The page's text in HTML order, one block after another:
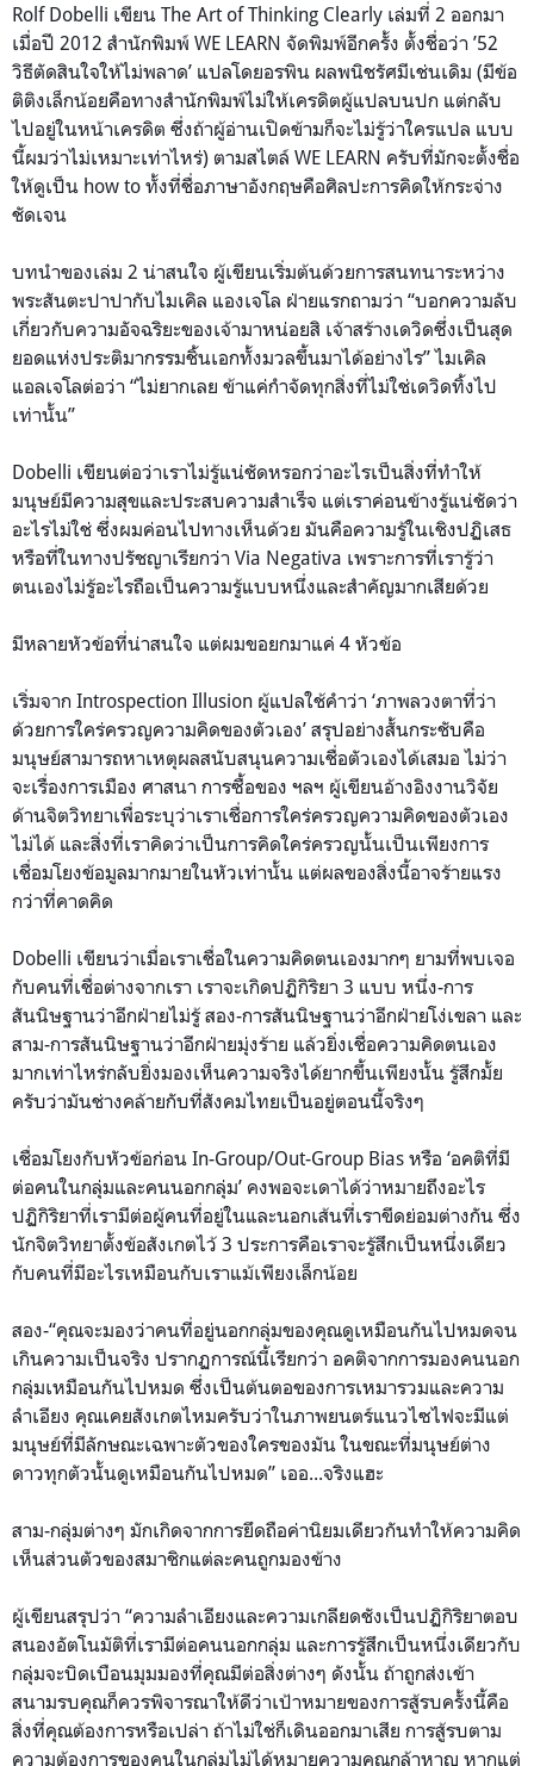
Rolf Dobelli เขียน The Art of Thinking Clearly เล่มที่ 2 ออกมา
เมื่อปี 2012 สำนักพิมพ์ WE LEARN จัดพิมพ์อีกครั้ง ตั้งชื่อว่า ’52
วิธีตัดสินใจให้ไม่พลาด’ แปลโดยอรพิน ผลพนิชรัศมีเช่นเดิม (มีข้อ
ติติงเล็กน้อยคือทางสำนักพิมพ์ไม่ให้เครดิตผู้แปลบนปก แต่กลับ
ไปอยู่ในหน้าเครดิต ซึ่งถ้าผู้อ่านเปิดข้ามก็จะไม่รู้ว่าใครแปล แบบ
นี้ผมว่าไม่เหมาะเท่าไหร่) ตามสไตล์ WE LEARN ครับที่มักจะตั้งชื่อ
ให้ดูเป็น how to ทั้งที่ชื่อภาษาอังกฤษคือศิลปะการคิดให้กระจ่าง
ชัดเจน
บทนำของเล่ม 2 น่าสนใจ ผู้เขียนเริ่มต้นด้วยการสนทนาระหว่าง
พระสันตะปาปากับไมเคิล แองเจโล ฝ่ายแรกถามว่า “บอกความลับ
เกี่ยวกับความอัจฉริยะของเจ้ามาหน่อยสิ เจ้าสร้างเดวิดซึ่งเป็นสุด
ยอดแห่งประติมากรรมชิ้นเอกทั้งมวลขึ้นมาได้อย่างไร” ไมเคิล
แอลเจโลต่อว่า “ไม่ยากเลย ข้าแค่กำจัดทุกสิ่งที่ไม่ใช่เดวิดทิ้งไป
เท่านั้น”
Dobelli เขียนต่อว่าเราไม่รู้แน่ชัดหรอกว่าอะไรเป็นสิ่งที่ทำให้
มนุษย์มีความสุขและประสบความสำเร็จ แต่เราค่อนข้างรู้แน่ชัดว่า
อะไรไม่ใช่ ซึ่งผมค่อนไปทางเห็นด้วย มันคือความรู้ในเชิงปฏิเสธ
หรือที่ในทางปรัชญาเรียกว่า Via Negativa เพราะการที่เรารู้ว่า
ตนเองไม่รู้อะไรถือเป็นความรู้แบบหนึ่งและสำคัญมากเสียด้วย
มีหลายหัวข้อที่น่าสนใจ แต่ผมขอยกมาแค่ 4 หัวข้อ
เริ่มจาก Introspection Illusion ผู้แปลใช้คำว่า ‘ภาพลวงตาที่ว่า
ด้วยการใคร่ครวญความคิดของตัวเอง’ สรุปอย่างสั้นกระชับคือ
มนุษย์สามารถหาเหตุผลสนับสนุนความเชื่อตัวเองได้เสมอ ไม่ว่า
จะเรื่องการเมือง ศาสนา การซื้อของ ฯลฯ ผู้เขียนอ้างอิงงานวิจัย
ด้านจิตวิทยาเพื่อระบุว่าเราเชื่อการใคร่ครวญความคิดของตัวเอง
ไม่ได้ และสิ่งที่เราคิดว่าเป็นการคิดใคร่ครวญนั้นเป็นเพียงการ
เชื่อมโยงข้อมูลมากมายในหัวเท่านั้น แต่ผลของสิ่งนี้อาจร้ายแรง
กว่าที่คาดคิด
Dobelli เขียนว่าเมื่อเราเชื่อในความคิดตนเองมากๆ ยามที่พบเจอ
กับคนที่เชื่อต่างจากเรา เราจะเกิดปฏิกิริยา 3 แบบ หนึ่ง-การ
สันนิษฐานว่าอีกฝ่ายไม่รู้ สอง-การสันนิษฐานว่าอีกฝ่ายโง่เขลา และ
สาม-การสันนิษฐานว่าอีกฝ่ายมุ่งร้าย แล้วยิ่งเชื่อความคิดตนเอง
มากเท่าไหร่กลับยิ่งมองเห็นความจริงได้ยากขึ้นเพียงนั้น รู้สึกมั้ย
ครับว่ามันช่างคล้ายกับที่สังคมไทยเป็นอยู่ตอนนี้จริงๆ
เชื่อมโยงกับหัวข้อก่อน In-Group/Out-Group Bias หรือ ‘อคติที่มี
ต่อคนในกลุ่มและคนนอกกลุ่ม’ คงพอจะเดาได้ว่าหมายถึงอะไร
ปฏิกิริยาที่เรามีต่อผู้คนที่อยู่ในและนอกเส้นที่เราขีดย่อมต่างกัน ซึ่ง
นักจิตวิทยาตั้งข้อสังเกตไว้ 3 ประการคือเราจะรู้สึกเป็นหนึ่งเดียว
กับคนที่มีอะไรเหมือนกับเราแม้เพียงเล็กน้อย
สอง-“คุณจะมองว่าคนที่อยู่นอกกลุ่มของคุณดูเหมือนกันไปหมดจน
เกินความเป็นจริง ปรากฏการณ์นี้เรียกว่า อคติจากการมองคนนอก
กลุ่มเหมือนกันไปหมด ซึ่งเป็นต้นตอของการเหมารวมและความ
ลำเอียง คุณเคยสังเกตไหมครับว่าในภาพยนตร์แนวไซไฟจะมีแต่
มนุษย์ที่มีลักษณะเฉพาะตัวของใครของมัน ในขณะที่มนุษย์ต่าง
ดาวทุกตัวนั้นดูเหมือนกันไปหมด” เออ...จริงแฮะ
สาม-กลุ่มต่างๆ มักเกิดจากการยึดถือค่านิยมเดียวกันทำให้ความคิด
เห็นส่วนตัวของสมาชิกแต่ละคนถูกมองข้าง
ผู้เขียนสรุปว่า “ความลำเอียงและความเกลียดชังเป็นปฏิกิริยาตอบ
สนองอัตโนมัติที่เรามีต่อคนนอกกลุ่ม และการรู้สึกเป็นหนึ่งเดียวกับ
กลุ่มจะบิดเบือนมุมมองที่คุณมีต่อสิ่งต่างๆ ดังนั้น ถ้าถูกส่งเข้า
สนามรบคุณก็ควรพิจารณาให้ดีว่าเป้าหมายของการสู้รบครั้งนี้คือ
สิ่งที่คุณต้องการหรือเปล่า ถ้าไม่ใช่ก็เดินออกมาเสีย การสู้รบตาม
ความต้องการของคนในกลุ่มไม่ได้หมายความคุณกล้าหาญ หากแต่